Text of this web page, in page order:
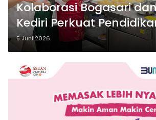
Kolaborasi Bogasari dan
Kediri Perkuat
Kuliner
5 Juni 2026